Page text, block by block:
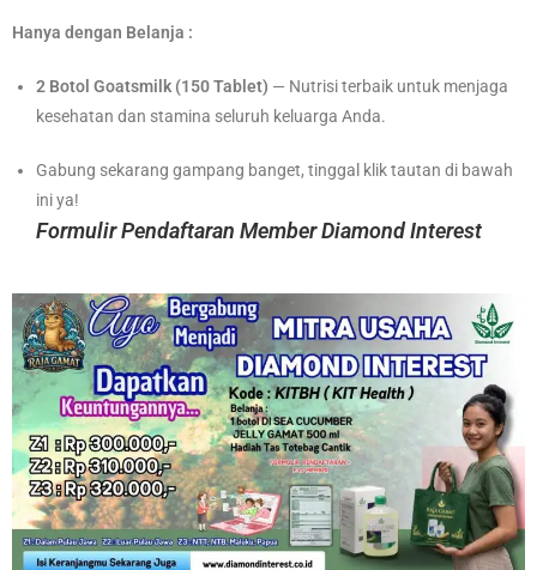
Hanya dengan Belanja :
2 Botol Goatsmilk (150 Tablet) — Nutrisi terbaik untuk menjaga
kesehatan dan stamina seluruh keluarga Anda.
Gabung sekarang gampang banget, tinggal klik tautan di bawah
ini ya!
Formulir Pendaftaran Member Diamond Interest